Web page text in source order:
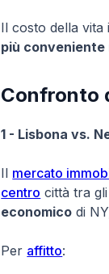
Il costo della
più
Confronto
1 - Lisbona vs.
Il mercato
centro città tra
economico di
Per affitto: